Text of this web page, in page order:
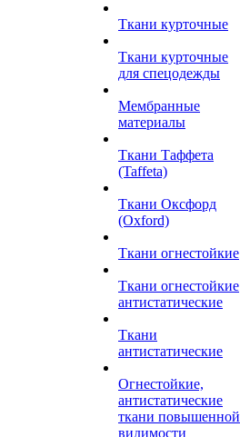
Ткани курточные
Ткани курточные
для спецодежды
Мембранные
материалы
Ткани Таффета
(Taffeta)
Ткани Оксфорд
(Oxford)
Ткани огнестойкие
Ткани огнестойкие
антистатические
Ткани
антистатические
Огнестойкие,
антистатические
ткани повышенной
видимости